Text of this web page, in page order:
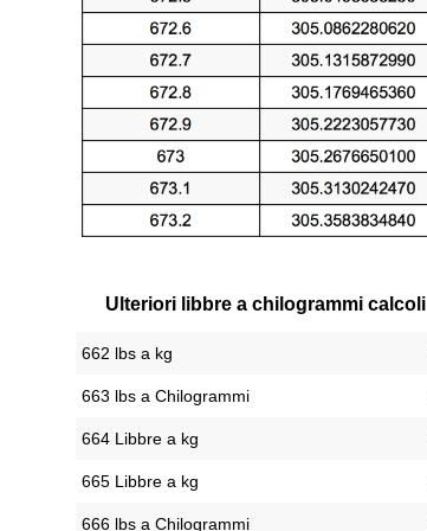
Ulteriori libbre a chilogrammi calcoli
662 lbs a kg
663 lbs a Chilogrammi
664 Libbre a kg
665 Libbre a kg
666 lbs a Chilogrammi